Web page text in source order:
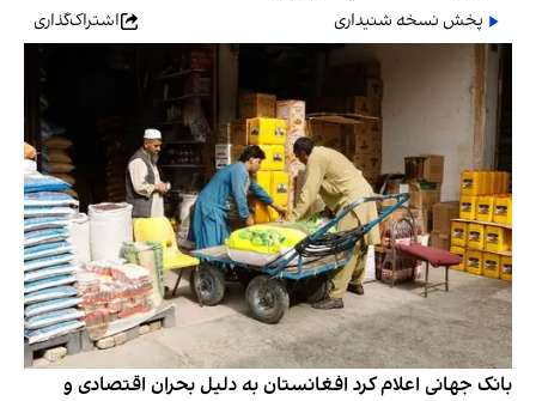
پخش نسخه شنیداری
اشتراک‌گذاری
بانک جهانی اعلام کرد افغانستان به دلیل بحران اقتصادی و